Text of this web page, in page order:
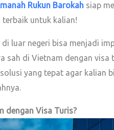
Rukun Barokah siap
untuk kalian!
luar negeri bisa menjadi
sah di Vietnam dengan
yang tepat agar kalian
dengan Visa Turis?